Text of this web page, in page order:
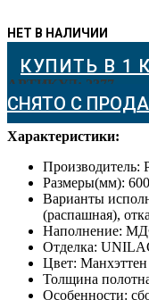
КУПИТЬ В 1
АРТИКУЛ: 2377
СНЯТО С
Характеристики:
Производитель:
Размеры(мм):
Варианты
(распашная),
Наполнение:
Отделка:
Цвет: Манхэттен
Толщина
Особенности: